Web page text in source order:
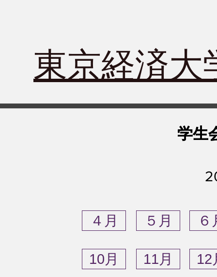
東京経済大
学生
学生
４月 ５月 ６
10月 11月 12